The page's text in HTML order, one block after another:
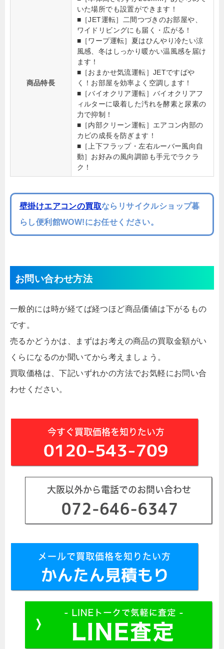
商品特長
いた場所でも設置ができます！
■［JET運転］二間つづきのお部屋や、
ワイドリビングにも届く・広がる！
■［ワープ運転］夏はひんやり冷たい涼
風感、冬はしっかり暖かい温風感を届け
ます！
■［おまかせ気流運転］JETですばや
く！お部屋を効率よく空調します！
■［バイオクリア運転］バイオクリアフ
ィルターに吸着した汚れを酵素と尿素の
力で抑制！
■［内部クリーン運転］エアコン内部の
カビの成長を防ぎます！
■［上下フラップ・左右ルーバー風向自
動］お好みの風向調節も手元でラクラ
ク！
壁掛けエアコンの買取ならリサイクルショップ暮
らし便利館WOW!にお任せください。
お問い合わせ方法
一般的には時が経てば経つほど商品価値は下がるもの
です。
売るかどうかは、まずはお考えの商品の買取金額がい
くらになるのか聞いてから考えましょう。
買取価格は、下記いずれかの方法でお気軽にお問い合
わせください。